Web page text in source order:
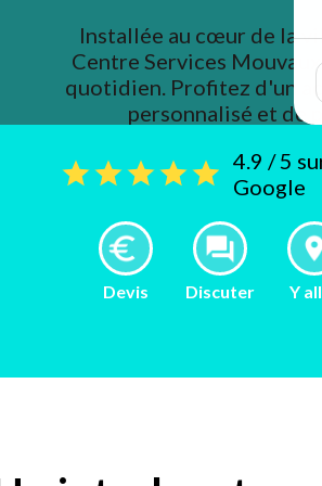
Installée au cœur de la
Centre Services
quotidien. Profitez d'un
personnalisé et de
4.9 / 5
Google
Devis Discuter Y